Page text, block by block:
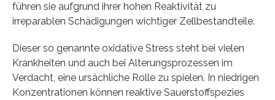
führen sie aufgrund ihrer hohen Reaktivität zu
irreparablen Schädigungen wichtiger Zellbestandteile.
Dieser so genannte oxidative Stress steht bei vielen
Krankheiten und auch bei Alterungsprozessen im
Verdacht, eine ursächliche Rolle zu spielen. In niedrigen
Konzentrationen können reaktive Sauerstoffspezies